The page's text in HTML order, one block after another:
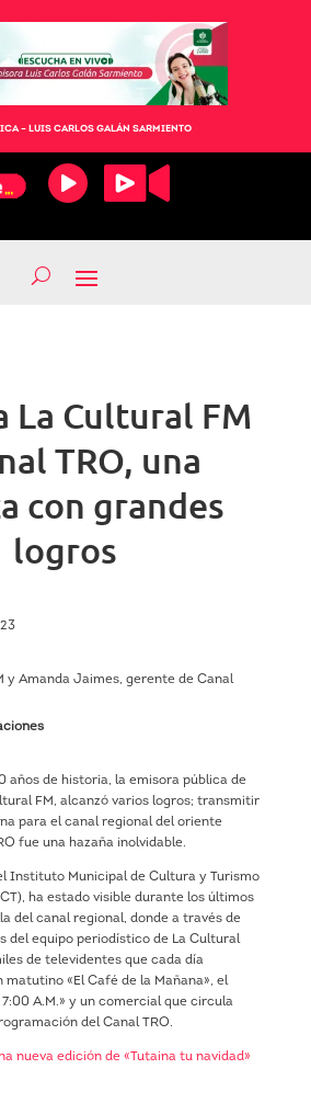
– LUIS CARLOS GALÁN SARMIENTO
La Cultural FM
TRO, una
con grandes
logros
y Amanda Jaimes, gerente de Canal
años de historia, la emisora pública de
FM, alcanzó varios logros; transmitir
para el canal regional del oriente
fue una hazaña inolvidable.
Instituto Municipal de Cultura y Turismo
ha estado visible durante los últimos
del canal regional, donde a través de
del equipo periodístico de La Cultural
de televidentes que cada día
matutino «El Café de la Mañana», el
A.M.» y un comercial que circula
del Canal TRO.
nueva edición de «Tutaina tu navidad»